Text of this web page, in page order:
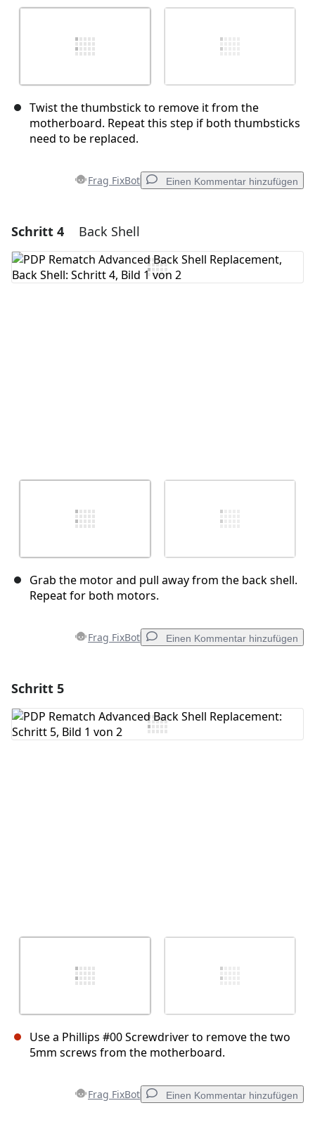
Twist the thumbstick to remove it from the
motherboard. Repeat this step if both thumbsticks
need to be replaced.
Frag FixBot Einen Kommentar hinzufügen
Einen Kommentar hinzufügen
Kommentar hinzufügen
Schritt 4 Back Shell
Grab the motor and pull away from the back shell.
Repeat for both motors.
Frag FixBot Einen Kommentar hinzufügen
Kommentar hinzufügen
Schritt 5
Use a Phillips #00 Screwdriver to remove the two
5mm screws from the motherboard.
Frag FixBot Einen Kommentar hinzufügen